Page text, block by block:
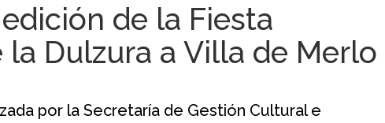
edición de la Fiesta
la Dulzura a Villa de Merlo
por la Secretaría de Gestión Cultural e